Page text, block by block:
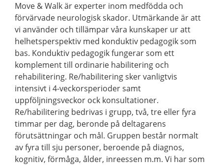
Move & Walk är experter inom medfödda och
förvärvade neurologisk skador. Utmärkande är att
vi använder och tillämpar våra kunskaper ur att
helhetsperspektiv med konduktiv pedagogik som
bas. Konduktiv pedagogik fungerar som ett
komplement till ordinarie habilitering och
rehabilitering. Re/habilitering sker vanligtvis
intensivt i 4-veckorsperioder samt
uppföljningsveckor ock konsultationer.
Re/habilitering bedrivas i grupp, två, tre eller fyra
timmar per dag, beronde på deltagarens
förutsättningar och mål. Gruppen består normalt
av fyra till sju personer, beroende på diagnos,
kognitiv, förmåga, ålder, inreessen m.m. Vi har som